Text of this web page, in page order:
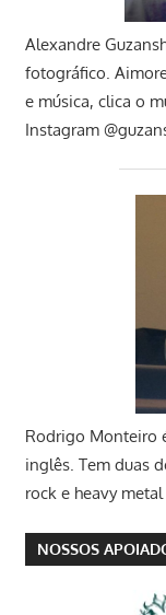
Alexandre
fotográfico.
e música, clica o
Instagram
Rodrigo Monteiro
inglês. Tem duas
rock e heavy
NOSSOS